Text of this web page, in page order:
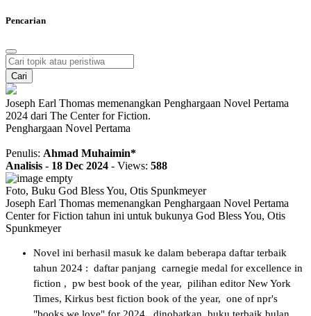
Pencarian
Cari
Joseph Earl Thomas memenangkan Penghargaan Novel Pertama
2024 dari The Center for Fiction.
Penghargaan Novel Pertama
Penulis: Ahmad Muhaimin*
Analisis - 18 Dec 2024 - Views: 588
Foto, Buku God Bless You, Otis Spunkmeyer
Joseph Earl Thomas memenangkan Penghargaan Novel Pertama
Center for Fiction tahun ini untuk bukunya God Bless You, Otis
Spunkmeyer
Novel ini berhasil masuk ke dalam beberapa daftar terbaik
tahun 2024 : daftar panjang carnegie medal for excellence in
fiction , pw best book of the year, pilihan editor New York
Times, Kirkus best fiction book of the year, one of npr's
"books we love" for 2024, dinobatkan buku terbaik bulan